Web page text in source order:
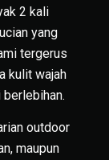
2 kali
yang
tergerus
kulit wajah
outdoor
maupun